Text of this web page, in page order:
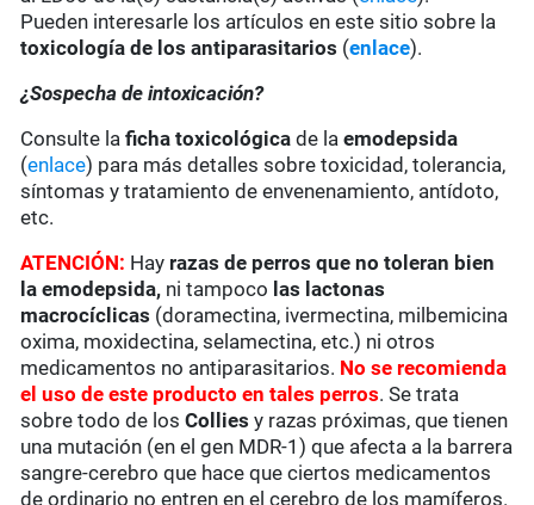
Pueden interesarle los artículos en este sitio sobre la
toxicología de los antiparasitarios (enlace).
¿Sospecha de intoxicación?
Consulte laficha toxicológica de laemodepsida
(enlace) para más detalles sobre toxicidad, tolerancia,
síntomas y tratamiento de envenenamiento, antídoto,
etc.
ATENCIÓN: Hay razas de perros que no toleran bien
la emodepsida, ni tampoco las lactonas
macrocíclicas (doramectina, ivermectina, milbemicina
oxima, moxidectina, selamectina, etc.) ni otros
medicamentos no antiparasitarios. No se recomienda
el uso de este producto en tales perros. Se trata
sobre todo de losColliesy razas próximas, que tienen
una mutación (en el gen MDR-1) que afecta a la barrera
sangre-cerebro que hace que ciertos medicamentos
de ordinario no entren en el cerebro de los mamíferos.